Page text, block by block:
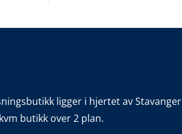
ligger i hjertet av Stavanger
butikk over 2 plan.